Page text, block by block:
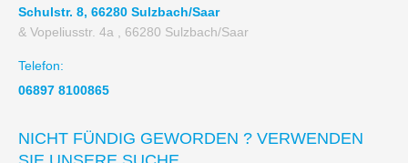
Schulstr. 8, 66280 Sulzbach/Saar
& Vopeliusstr. 4a , 66280 Sulzbach/Saar
Telefon:
06897 8100865
NICHT FÜNDIG GEWORDEN ? VERWENDEN